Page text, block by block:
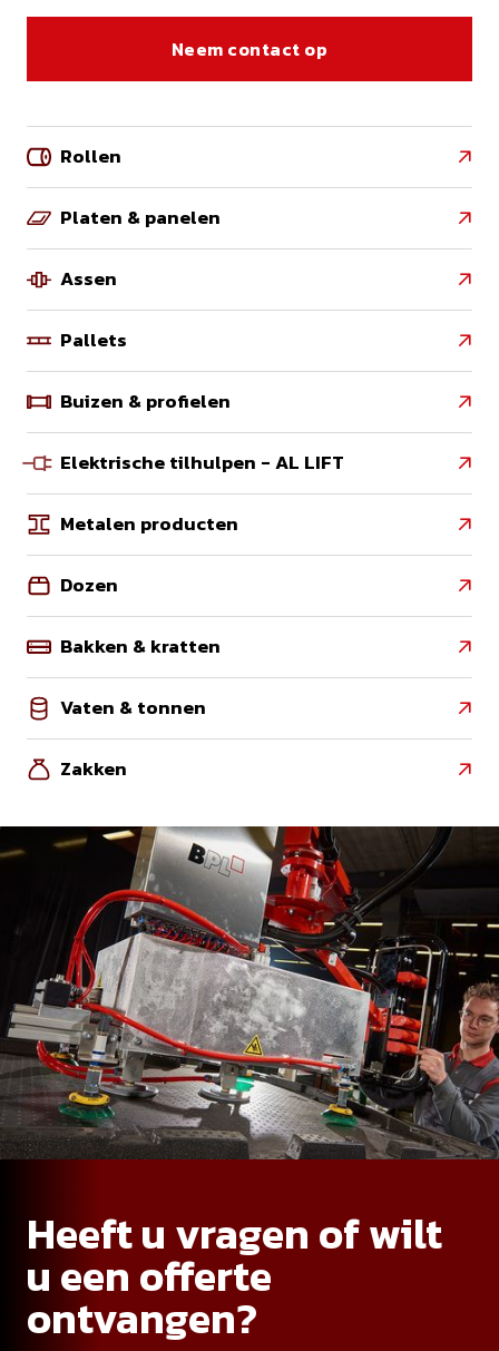
Neem contact op
Rollen 
Platen & panelen 
Assen 
Pallets 
Buizen & profielen 
Elektrische tilhulpen - AL LIFT 
Metalen producten 
Dozen 
Bakken & kratten 
Vaten & tonnen 
Zakken 
Heeft u vragen of wilt
u een offerte
ontvangen?